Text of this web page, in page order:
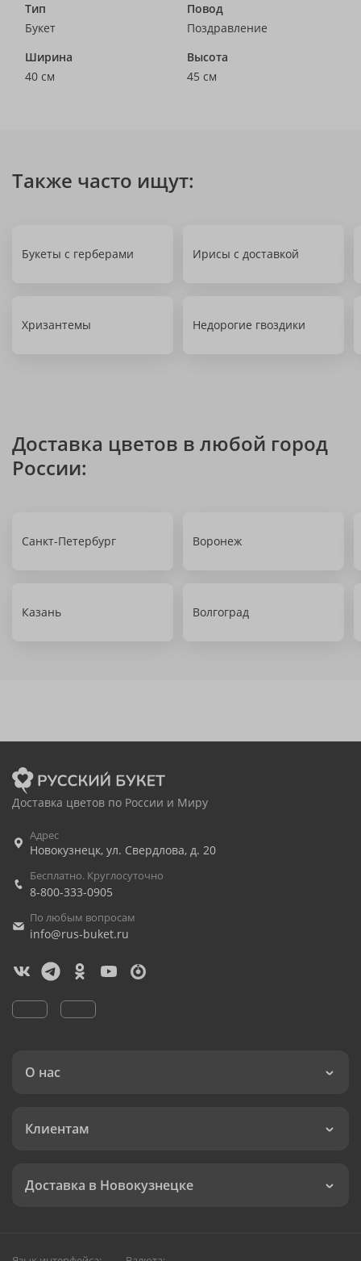
Тип
Букет
Повод
Поздравление
Ширина
40 см
Высота
45 см
Также часто ищут:
Букеты с герберами Ирисы с доставкой
Хризантемы Недорогие гвоздики
Доставка цветов в любой город
России:
Санкт-Петербург Воронеж
Казань Волгоград
Доставка цветов по России и Миру
Адрес
Новокузнецк, ул. Свердлова, д. 20
Бесплатно. Круглосуточно
8-800-333-0905
По любым вопросам
info@rus-buket.ru
О нас
Клиентам
Доставка в Новокузнецке